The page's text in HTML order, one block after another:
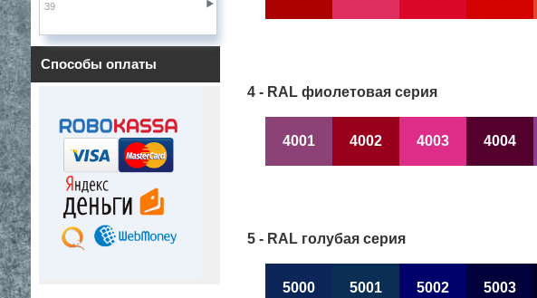
39
Способы оплаты
4 - RAL фиолетовая серия
4001 4002 4003 4004
5 - RAL голубая серия
5000 5001 5002 5003